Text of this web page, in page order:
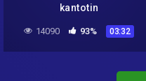
kantotin
14090 93% 03:32